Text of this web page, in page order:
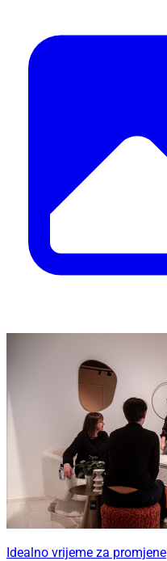
Idealno vrijeme za promjene